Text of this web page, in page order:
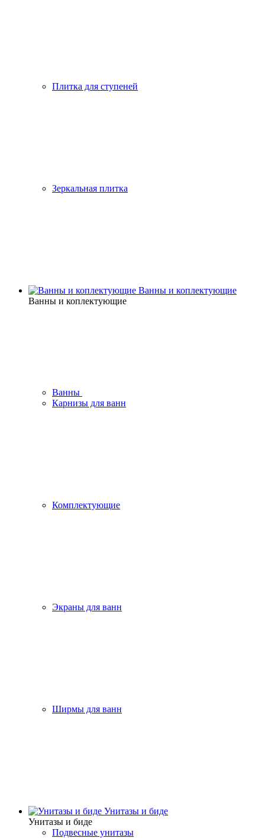
Плитка для ступеней
Зеркальная плитка
Ванны и коплектующие
Ванны и коплектующие
Ванны
Карнизы для ванн
Комплектующие
Экраны для ванн
Ширмы для ванн
Унитазы и биде
Унитазы и биде
Подвесные унитазы